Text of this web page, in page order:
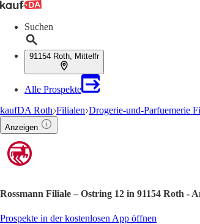
Suchen
91154 Roth, Mittelfr
Alle Prospekte
kaufDA Roth Filialen Drogerie-und-Parfuemerie
Anzeigen
Rossmann Filiale – Ostring 12 in 91154 Roth -
Prospekte in der kostenlosen App öffnen